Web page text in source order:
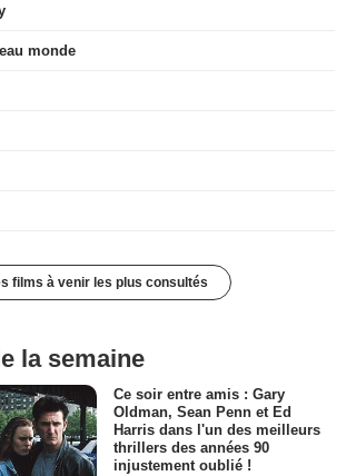
monde
films à venir les plus consultés
la semaine
Ce soir entre amis : Gary
Oldman, Sean Penn et Ed
Harris dans l'un des meilleurs
thrillers des années 90
injustement oublié !